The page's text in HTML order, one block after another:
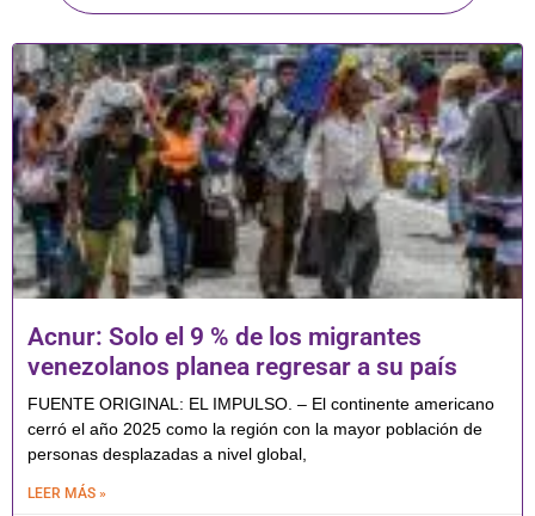
Acnur: Solo el 9 % de los migrantes
venezolanos planea regresar a su país
FUENTE ORIGINAL: EL IMPULSO. – El continente americano
cerró el año 2025 como la región con la mayor población de
personas desplazadas a nivel global,
LEER MÁS »